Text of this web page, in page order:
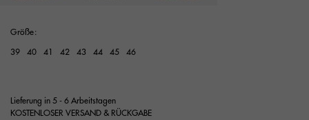
Größe:
39 40 41 42 43 44 45 46
Lieferung in 5 - 6 Arbeitstagen
KOSTENLOSER VERSAND & RÜCKGABE